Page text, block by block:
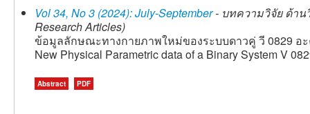
Vol 34, No 3 (2024): July-September- บทความวิจัย ด้าน
Research Articles)
ข้อมูลลักษณะทางกายภาพใหม่ของระบบดาวคู่ วี 0829 อ
New Physical Parametric data of a Binary System V
Abstract PDF